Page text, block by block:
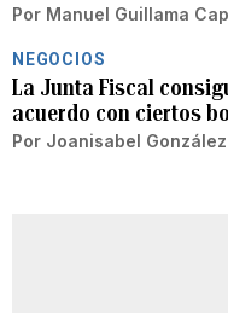
Por Manuel Guillama
NEGOCIOS
La Junta Fiscal
acuerdo con ciertos
Por Joanisabel González